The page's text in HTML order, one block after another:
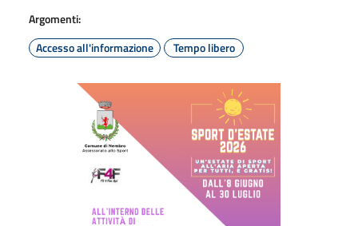
Argomenti:
Accesso all'informazione
Tempo libero